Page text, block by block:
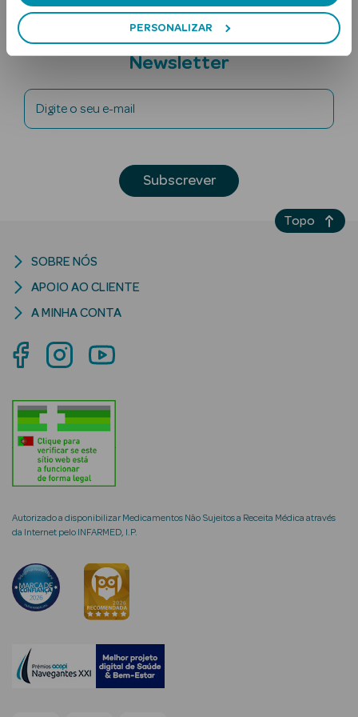
PERSONALIZAR
Lábios
Solares Bebé e
Rosto e
Cosmética
Rosto
Hidratantes
Séruns Faciais
Creme de Olhos
Subscreva a
Newsletter
Digite o seu e-mail
Subscrever
Autorizado a disponibilizar Medicamentos Não Sujeitos a Receita Médica através
da Internet pelo INFARMED, I.P.
SOBRE NÓS
APOIO AO CLIENTE
A MINHA CONTA
Topo